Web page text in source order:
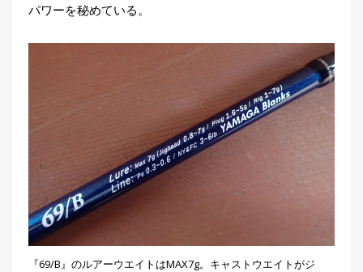
パワーを秘めている。
『69/B』のルアーウエイトはMAX7g。キャストウエイトがジ